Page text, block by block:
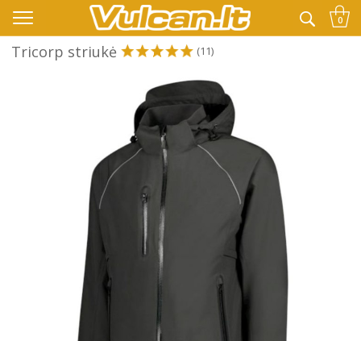
👉 -10% KODAS VISKAM PAPILDOMAI: VASARA 0
Tricorp striukė (11)